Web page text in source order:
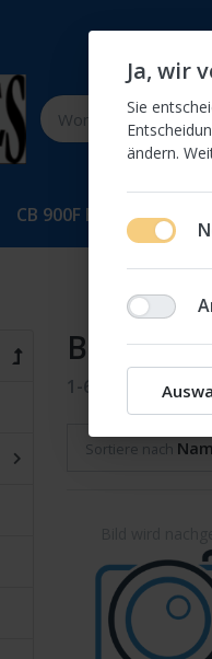
CB 900F Bol Dor
1-6
Sortiere nach
Ja, wir
Sie
ändern.